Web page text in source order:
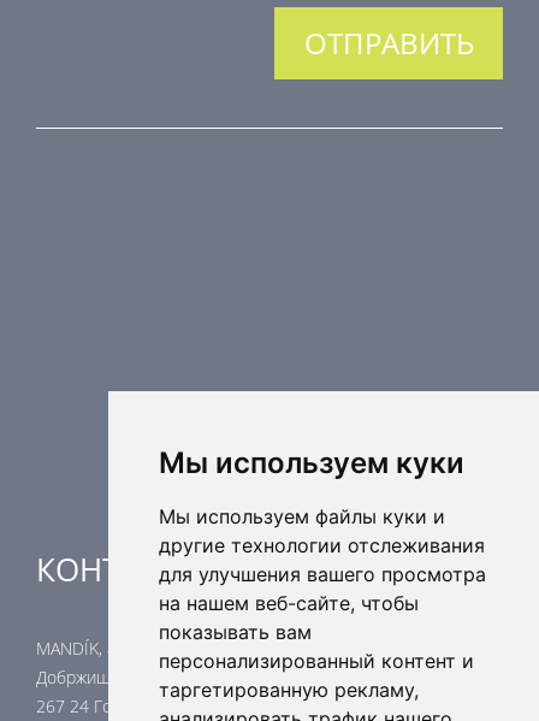
Мы используем куки
Мы используем файлы куки и
другие технологии отслеживания
для улучшения вашего просмотра
на нашем веб-сайте, чтобы
показывать вам
персонализированный контент и
таргетированную рекламу,
КОНТАКТЫ
MANDÍK, a.s.
Добржишска 550
267 24 Гостомице